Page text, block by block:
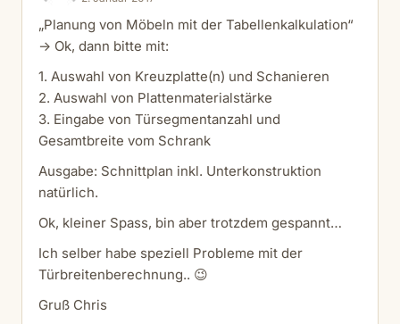
„Planung von Möbeln mit der Tabellenkalkulation“
-> Ok, dann bitte mit:
1. Auswahl von Kreuzplatte(n) und Schanieren
2. Auswahl von Plattenmaterialstärke
3. Eingabe von Türsegmentanzahl und
Gesamtbreite vom Schrank
Ausgabe: Schnittplan inkl. Unterkonstruktion
natürlich.
Ok, kleiner Spass, bin aber trotzdem gespannt…
Ich selber habe speziell Probleme mit der
Türbreitenberechnung.. 😉
Gruß Chris